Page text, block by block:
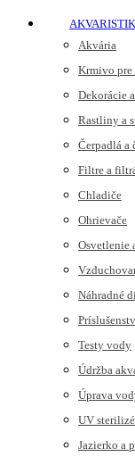
Akvária
Krmivo
Dekorácie
Rastliny a
Čerpadlá a
Filtre a
Chladiče
Ohrievače
Osvetlenie
Náhradné
Testy vody
Údržba
Úprava
UV
Jazierko a